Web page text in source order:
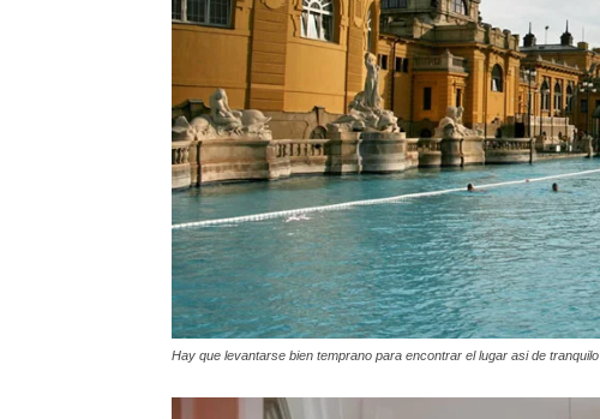
Hay que levantarse bien temprano para encontrar el lugar asi de tranquilo